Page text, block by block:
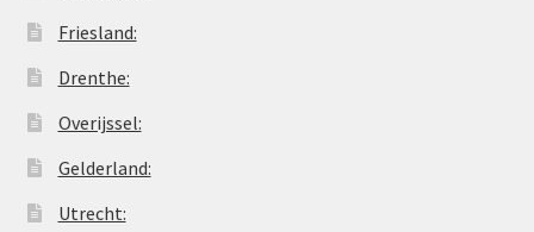
Friesland:
Drenthe:
Overijssel:
Gelderland:
Utrecht: